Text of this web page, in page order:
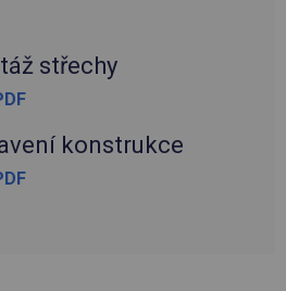
střechy
konstrukce